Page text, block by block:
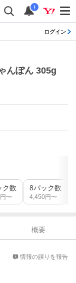
i
ログイン
んぽん 305g
ク数
円〜
8パック数
4,450 円〜
概要
情報の誤りを報告